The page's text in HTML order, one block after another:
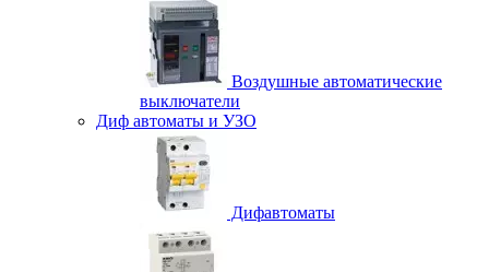
Воздушные автоматические
выключатели
Диф автоматы и УЗО
Дифавтоматы